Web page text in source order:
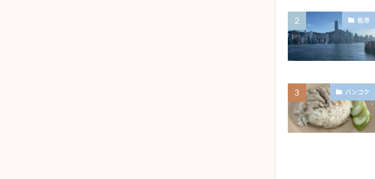
香港
バンコク